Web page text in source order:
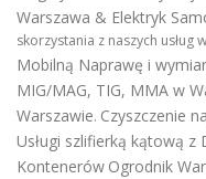
Warszawa & Elektryk
skorzystania z naszych
Mobilną Naprawę i
MIG/MAG, TIG, MMA w
Warszawie. Czyszczenie
Usługi szlifierką kątową z
Kontenerów Ogrodnik